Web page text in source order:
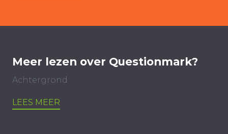
Meer lezen over Questionmark?
Achtergrond
LEES MEER